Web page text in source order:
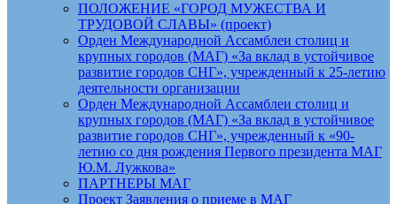
ПОЛОЖЕНИЕ «ГОРОД МУЖЕСТВА И
ТРУДОВОЙ СЛАВЫ» (проект)
Орден Международной Ассамблеи столиц и
крупных городов (МАГ) «За вклад в устойчивое
развитие городов СНГ», учрежденный к 25-летию
деятельности организации
Орден Международной Ассамблеи столиц и
крупных городов (МАГ) «За вклад в устойчивое
развитие городов СНГ», учрежденный к «90-
летию со дня рождения Первого президента МАГ
Ю.М. Лужкова»
ПАРТНЕРЫ МАГ
Проект Заявления о приеме в МАГ